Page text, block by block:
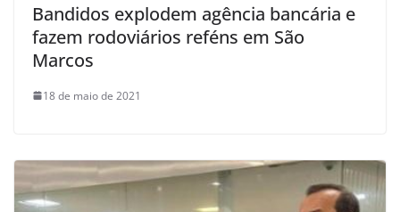
Bandidos explodem agência bancária e
fazem rodoviários reféns em São
Marcos
18 de maio de 2021